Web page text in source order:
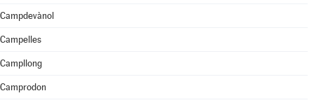
Campdevànol
Campelles
Campllong
Camprodon